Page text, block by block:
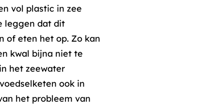
vol plastic in zee
leggen dat dit
of eten het op. Zo kan
kwal bijna niet te
het zeewater
ook in
het probleem van